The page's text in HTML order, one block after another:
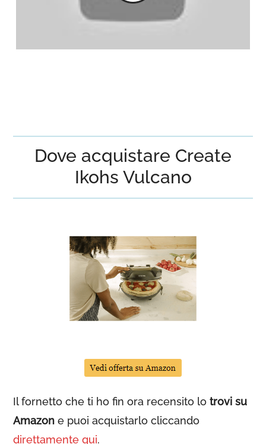
Dove acquistare Create
Ikohs Vulcano
Il fornetto che ti ho fin ora recensito lotrovi su
Amazon e puoi acquistarlo cliccando
direttamente qui.